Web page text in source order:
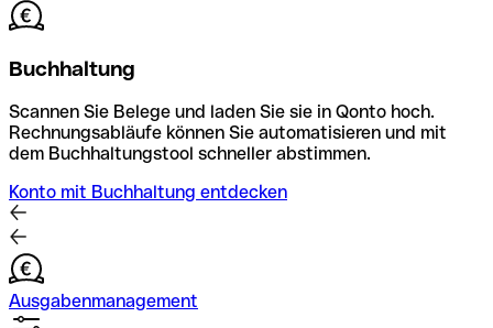
Buchhaltung
Scannen Sie Belege und laden Sie sie in Qonto hoch.
Rechnungsabläufe können Sie automatisieren und mit
dem Buchhaltungstool schneller abstimmen.
Konto mit Buchhaltung entdecken
Ausgabenmanagement